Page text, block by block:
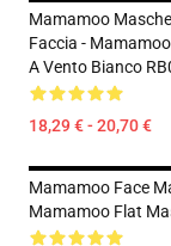
Mamamoo
Faccia -
A Vento Bianco
18,29 € - 20,70 €
Mamamoo Face
Mamamoo Flat